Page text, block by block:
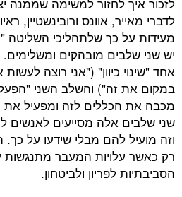
אוונס ורובינשטיין, ראיות
כך שלתהליכי השליטה "ההנהלה
מובהקים ומשלימים. הם מכנים
כיוון" ("אני רוצה לעשות את זה
והשלב השני "הפעלת שליטה"
לזה ומפעיל את הכללים
אלה מסייעים לאנשים לעבור בין
להם מבלי שידעו על כך. הבעיות
המעבר מתנגשות עם
ולביטחון.